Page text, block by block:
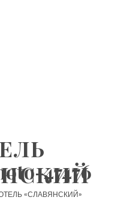
«СЛАВЯНСКИЙ»
47476